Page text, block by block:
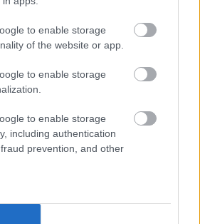
to enable storage
of the website or app.
to enable storage
to enable storage
including authentication
prevention, and other
A UNITED VEZET A 2022/23-
TEKINTETÉBEN